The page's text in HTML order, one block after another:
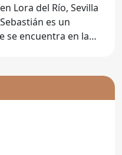
Lora del Río, Sevilla
es un
se encuentra en la